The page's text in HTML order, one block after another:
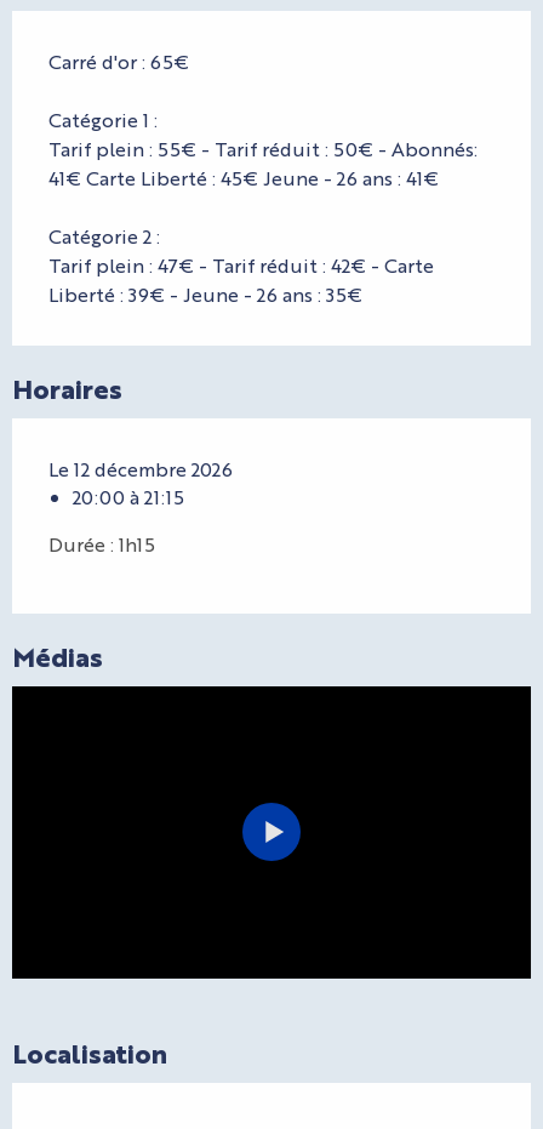
Carré d'or : 65€
Catégorie 1 :
Tarif plein : 55€ - Tarif réduit : 50€ - Abonnés:
41€ Carte Liberté : 45€ Jeune - 26 ans : 41€
Catégorie 2 :
Tarif plein : 47€ - Tarif réduit : 42€ - Carte
Liberté : 39€ - Jeune - 26 ans : 35€
Horaires
Le 12 décembre 2026
20:00 à 21:15
Durée : 1h15
Médias
Localisation